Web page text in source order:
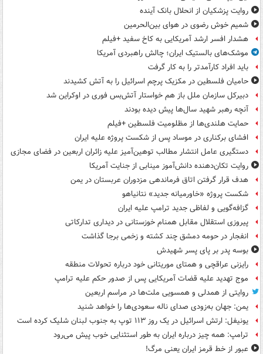
روایت پزشکیان از انحلال بانک آینده
شمیم خوش رضوی در هوای بین‌الحرمین
هشدار افسر ارشد آمریکایی به کاخ سفید +فیلم
موشک‌های بالستیک ایران؛ چالش راهبردی آمریکا
باید افراد کارآمدتر را به کار گرفت
حامیان فلسطین در مکزیک پرچم اسرائیل را به آتش کشیدند
دبیرکل سازمان ملل باز هم خواستار آتش‌بس فوری در اوکراین شد
آنچه رهبر شهید سال‌ها پیش دیده بودند
حمایت هلندی‌ها از مظلومیت فلسطین +فیلم
افشای برکناری در موساد پس از شکست پروژه علیه ایران
دستگیری عامل انتشار مطالب توهین‌آمیز علیه زائران اربعین در فضای مجازی
روایت تکان‌دهنده دانش‌آموز مینابی از جنایت آمریکا
هدف قرار گرفتن اتاق‌ فرماندهی مزدوران عربستان در یمن
شکست پروژه «خاورمیانه جدید» نتانیاهو
گزافه‌گویی و لفاظی جدید ترامپ علیه ایران
پیروزی استقلال مقابل همنام خوزستانی در دیداری تدارکاتی
انفجار در حومه دمشق چند کشته و زخمی برجا گذاشت
بوسه‌ پدر بر پای پسر شهیدش
رایزنی عراقچی و همتای موریتانی خود درباره تحولات منطقه
موج تهدید علیه قضات آمریکایی پس از صدور حکم علیه ترامپ
روایتی از همدلی و همسویی ملت‌ها در مراسم اربعین
یمن: جهان به‌زودی صدای ناله سعودی‌ها را خواهد شنید
یونیفل: ارتش اسرائیل در یک روز ۱۱۳ توپ به جنوب لبنان شلیک کرده است
ترامپ: همه چیز درباره ایران به طور استثنایی خوب پیش می‌رود
عبور از خط قرمز ایران یعنی مرگ!